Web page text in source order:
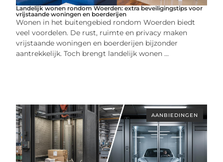
Landelijk wonen rondom Woerden: extra beveiligingstips voor
vrijstaande woningen en boerderijen
Wonen in het buitengebied rondom Woerden biedt
veel voordelen. De rust, ruimte en privacy maken
vrijstaande woningen en boerderijen bijzonder
aantrekkelijk. Toch brengt landelijk wonen ...
AANBIEDINGEN